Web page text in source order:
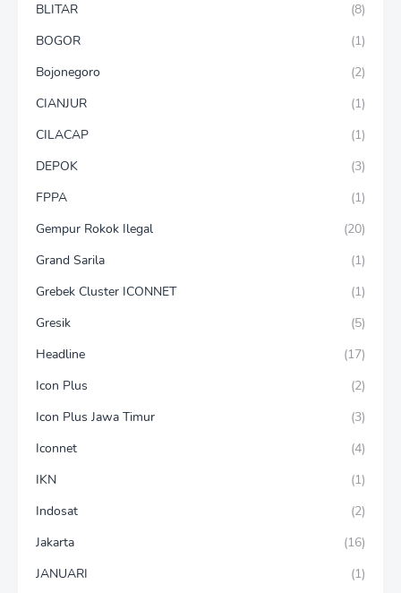
BLITAR
(8)
BOGOR
(1)
Bojonegoro
(2)
CIANJUR
(1)
CILACAP
(1)
DEPOK
(3)
FPPA
(1)
Gempur Rokok Ilegal
(20)
Grand Sarila
(1)
Grebek Cluster ICONNET
(1)
Gresik
(5)
Headline
(17)
Icon Plus
(2)
Icon Plus Jawa Timur
(3)
Iconnet
(4)
IKN
(1)
Indosat
(2)
Jakarta
(16)
JANUARI
(1)